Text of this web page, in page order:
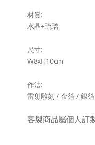
材質:
水晶+琉璃
尺寸:
W8xH10cm
作法:
雷射雕刻 / 金箔 / 銀箔
客製商品屬個人訂